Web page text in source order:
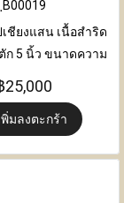
ฺB00019
ชียงแสน เนื้อสำริด
5 นิ้ว ขนาดความ
x ความสูง 25.50
ซนติเมตร
25,000
พิ่มลงตะกร้า